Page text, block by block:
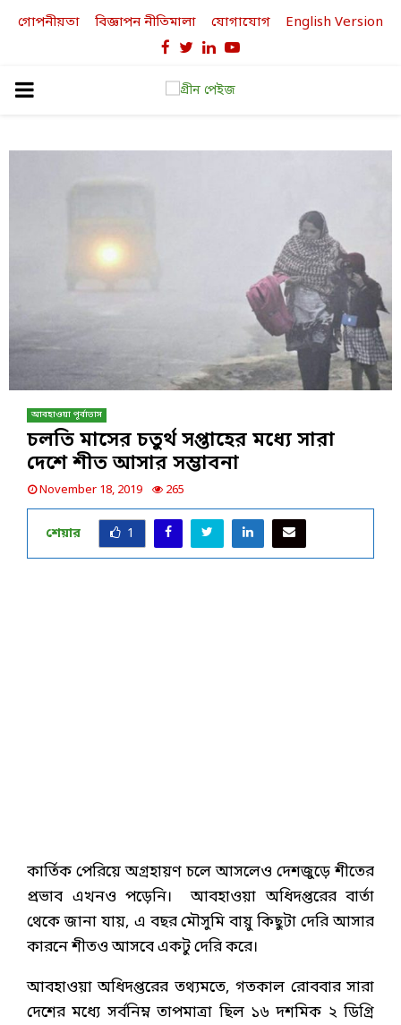
গোপনীয়তা বিজ্ঞাপন নীতিমালা যোগাযোগ English Version
Facebook
TwitterLinkedinYoutube
PRIMARY
আবহাওয়া পূর্বাভাস
চলতি মাসের চতুর্থ সপ্তাহের মধ্যে সারা
দেশে শীত আসার সম্ভাবনা
November 18, 2019 265
শেয়ার 1
কার্তিক পেরিয়ে অগ্রহায়ণ চলে আসলেও দেশজুড়ে শীতের
প্রভাব এখনও পড়েনি। আবহাওয়া অধিদপ্তরের বার্তা
থেকে জানা যায়, এ বছর মৌসুমি বায়ু কিছুটা দেরি আসার
কারনে শীতও আসবে একটু দেরি করে।
আবহাওয়া অধিদপ্তরের তথ্যমতে, গতকাল রোববার সারা
দেশের মধ্যে সর্বনিম্ন তাপমাত্রা ছিল ১৬ দশমিক ২ ডিগ্রি